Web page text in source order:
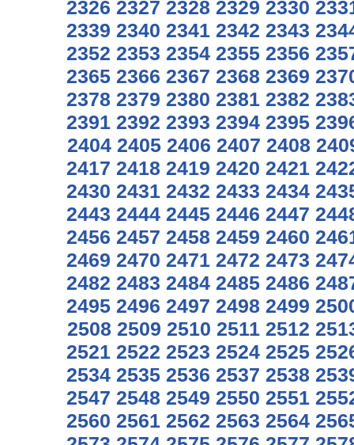
2326 2327 2328 2329 2330
2339 2340 2341 2342 2343
2352 2353 2354 2355 2356
2365 2366 2367 2368 2369
2378 2379 2380 2381 2382
2391 2392 2393 2394 2395
2404 2405 2406 2407 2408
2417 2418 2419 2420 2421
2430 2431 2432 2433 2434
2443 2444 2445 2446 2447
2456 2457 2458 2459 2460
2469 2470 2471 2472 2473
2482 2483 2484 2485 2486
2495 2496 2497 2498 2499
2508 2509 2510 2511 2512
2521 2522 2523 2524 2525
2534 2535 2536 2537 2538
2547 2548 2549 2550 2551
2560 2561 2562 2563 2564